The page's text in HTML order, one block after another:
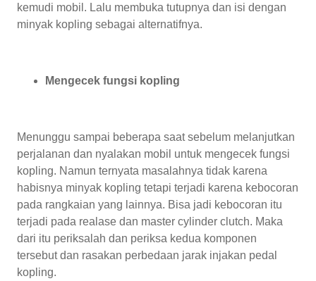
kemudi mobil. Lalu membuka tutupnya dan isi dengan
minyak kopling sebagai alternatifnya.
Mengecek fungsi kopling
Menunggu sampai beberapa saat sebelum melanjutkan
perjalanan dan nyalakan mobil untuk mengecek fungsi
kopling. Namun ternyata masalahnya tidak karena
habisnya minyak kopling tetapi terjadi karena kebocoran
pada rangkaian yang lainnya. Bisa jadi kebocoran itu
terjadi pada realase dan master cylinder clutch. Maka
dari itu periksalah dan periksa kedua komponen
tersebut dan rasakan perbedaan jarak injakan pedal
kopling.